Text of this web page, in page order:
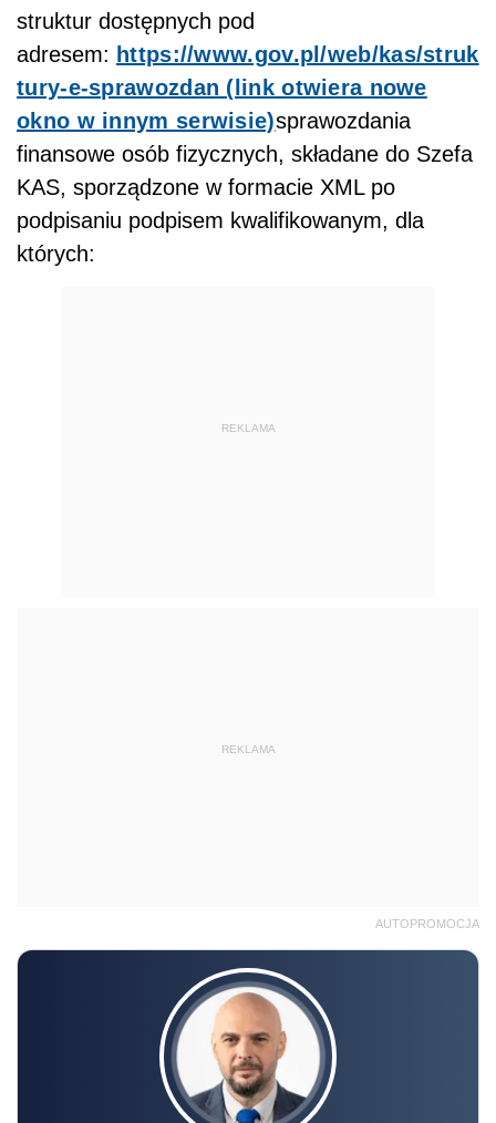
struktur dostępnych pod
adresem: https://www.gov.pl/web/kas/struk
tury-e-sprawozdan (link otwiera nowe
okno w innym serwisie)sprawozdania
finansowe osób fizycznych, składane do Szefa
KAS, sporządzone w formacie XML po
podpisaniu podpisem kwalifikowanym, dla
których:
REKLAMA
REKLAMA
AUTOPROMOCJA